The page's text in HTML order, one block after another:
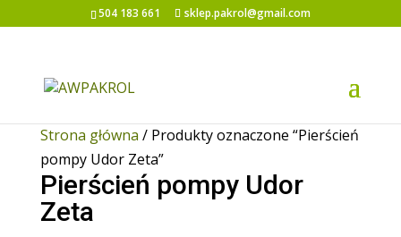
504 183 661 sklep.pakrol@gmail.com
Strona główna / Produkty oznaczone “Pierścień
pompy Udor Zeta”
Pierścień pompy Udor
Zeta